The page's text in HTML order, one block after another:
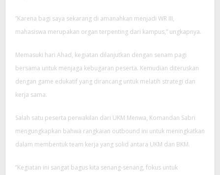
”Karena bagi saya sekarang di amanahkan menjadi WR III,
mahasiswa merupakan organ terpenting dari kampus,” ungkapnya.
Memasuki hari Ahad, kegiatan dilanjutkan dengan senam pagi
bersama untuk menjaga kebugaran peserta. Kemudian diteruskan
dengan game edukatif yang dirancang untuk melatih strategi dan
kerja sama.
Salah satu peserta perwakilan dari UKM Menwa, Komandan Sabri
mengungkapkan bahwa rangkaian outbound ini untuk meningkatkan
dalam membentuk team kerja yang solid antara UKM dan BKM.
”Kegiatan ini sangat bagus kita senang-senang, fokus untuk